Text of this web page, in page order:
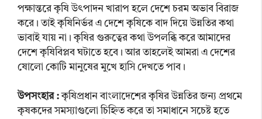
পক্ষান্তরে কৃষি উৎপাদন খারাপ হলে দেশে চরম অভাব বিরাজ
করে। তাই কৃষিনির্ভর এ দেশে কৃষিকে বাদ দিয়ে উন্নতির কথা
ভাবাই যায় না। কৃষির গুরুত্বের কথা উপলব্ধি করে আমাদের
দেশে কৃষিবিপ্লব ঘটাতে হবে। আর তাহলেই আমরা এ দেশের
ষোলো কোটি মানুষের মুখে হাসি দেখতে পাব।
উপসংহার :কৃষিপ্রধান বাংলাদেশের কৃষির উন্নতির জন্য প্রথমে
কৃষকদের সমস্যাগুলো চিহ্নিত করে তা সমাধানে সচেষ্ট হতে